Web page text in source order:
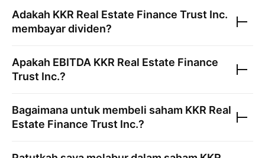
Adakah KKR Real Estate Finance Trust Inc.
membayar dividen?
Apakah EBITDA KKR Real Estate Finance
Trust Inc.?
Bagaimana untuk membeli saham KKR Real
Estate Finance Trust Inc.?